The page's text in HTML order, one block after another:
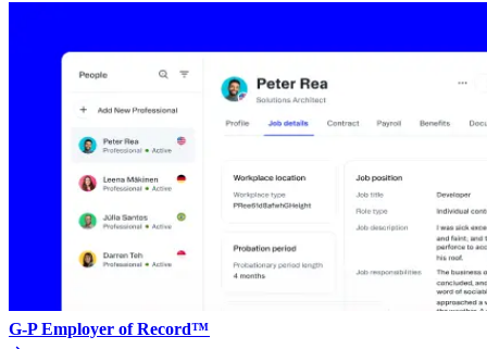
G-P Employer of Record™​​